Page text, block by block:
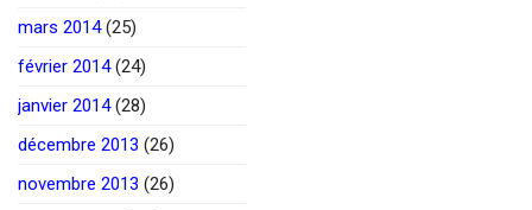
mars 2014(25)
février 2014(24)
janvier 2014(28)
décembre 2013 (26)
novembre 2013 (26)